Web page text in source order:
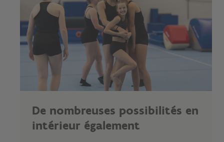
De nombreuses possibilités en
intérieur également